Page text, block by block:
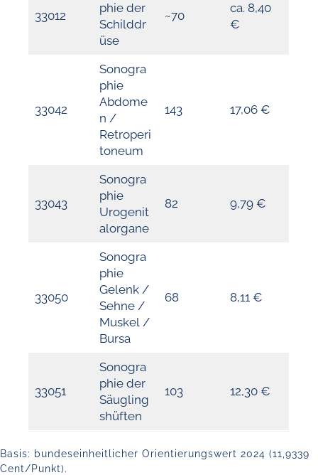
33012
phie der
Schilddr
üse
~70
ca. 8,40
€
33042
Sonogra
phie
Abdome
n /
Retroperi
toneum
143 17,06 €
33043
Sonogra
phie
Urogenit
alorgane
82 9,79 €
33050
Sonogra
phie
Gelenk /
Sehne /
Muskel /
Bursa
68 8,11 €
33051
Sonogra
phie der
Säugling
shüften
103 12,30 €
Basis: bundeseinheitlicher Orientierungswert 2024 (11,9339
Cent/Punkt).